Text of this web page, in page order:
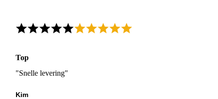
Top
"Snelle levering"
Kim